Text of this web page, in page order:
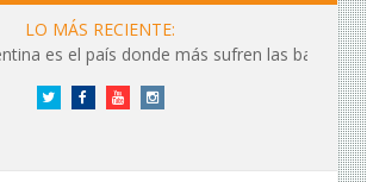
LO MÁS RECIENTE:
es el país donde más sufren las baterías?
Twitter FacebookYouTubeInstagram